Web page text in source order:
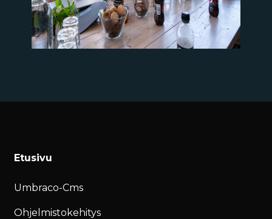
Etusivu
Umbraco-Cms
Ohjelmistokehitys